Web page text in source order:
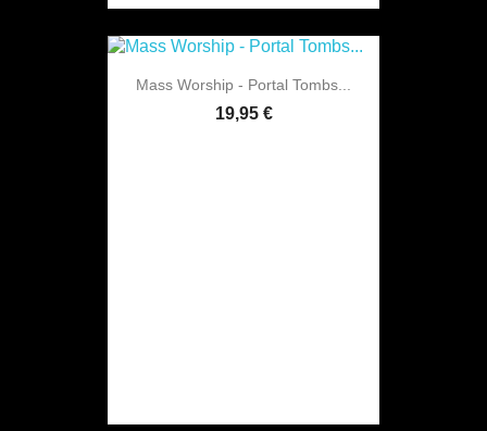
Mass Worship - Portal Tombs...
19,95 €